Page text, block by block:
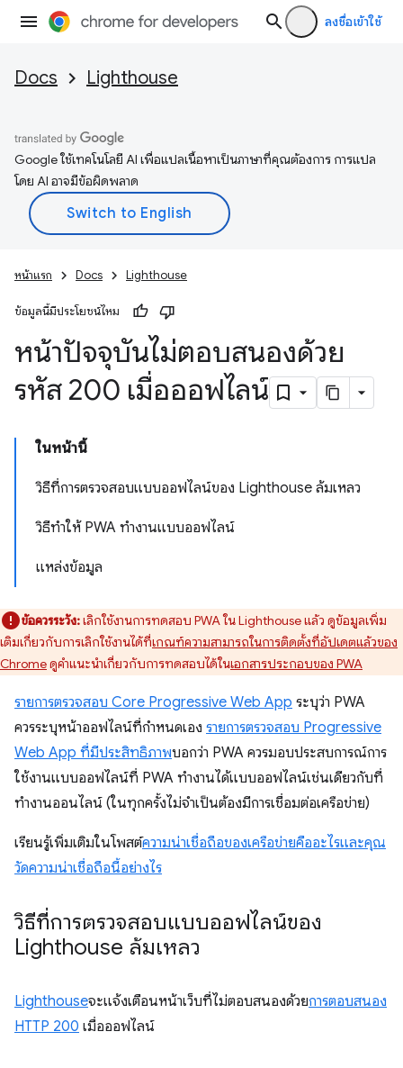
ลงชื่อเข้าใช้
Docs Lighthouse
Google ใช้เทคโนโลยี AI เพื่อแปลเนื้อหาเป็นภาษาที่คุณต้องการ การแปล
โดย AI อาจมีข้อผิดพลาด
หน้าแรก Docs Lighthouse
ข้อมูลนี้มีประโยชน์ไหม
หน้าปัจจุบันไม่ตอบสนองด้วย
รหัส 200 เมื่อออฟไลน์
ในหน้านี้
วิธีที่การตรวจสอบแบบออฟไลน์ของ Lighthouse ล้มเหลว
วิธีทำให้ PWA ทำงานแบบออฟไลน์
แหล่งข้อมูล
ข้อควรระวัง:เลิกใช้งานการทดสอบ PWA ใน Lighthouse แล้ว ดูข้อมูลเพิ่ม
เติมเกี่ยวกับการเลิกใช้งานได้ที่เกณฑ์ความสามารถในการติดตั้งที่อัปเดตแล้วของ
Chromeดูคำแนะนำเกี่ยวกับการทดสอบได้ในเอกสารประกอบของ PWA
รายการตรวจสอบ Core Progressive Web App ระบุว่า PWA
ควรระบุหน้าออฟไลน์ที่กำหนดเอง รายการตรวจสอบ Progressive
Web App ที่มีประสิทธิภาพบอกว่า PWA ควรมอบประสบการณ์การ
ใช้งานแบบออฟไลน์ที่ PWA ทำงานได้แบบออฟไลน์เช่นเดียวกับที่
ทำงานออนไลน์ (ในทุกครั้งไม่จำเป็นต้องมีการเชื่อมต่อเครือข่าย)
เรียนรู้เพิ่มเติมในโพสต์ความน่าเชื่อถือของเครือข่ายคืออะไรและคุณ
วัดความน่าเชื่อถือนี้อย่างไร
วิธีที่การตรวจสอบแบบออฟไลน์ของ
Lighthouse ล้มเหลว
Lighthouseจะแจ้งเตือนหน้าเว็บที่ไม่ตอบสนองด้วยการตอบสนอง
HTTP 200 เมื่อออฟไลน์